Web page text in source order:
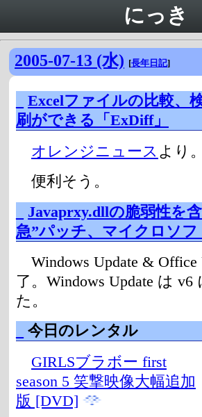
にっき
2005-07-13 (水) [長年日記]
Excelファイルの比較、
刷ができる「ExDiff」
オレンジニュース より。
便利そう。
Javaprxy.dllの脆弱性を
急”パッチ、マイクロソフ
Windows Update & Office
了。Windows Update は
た。
今日のレンタル
GIRLSブラボー first
season 5 笑撃映像大幅追加
版 [DVD]